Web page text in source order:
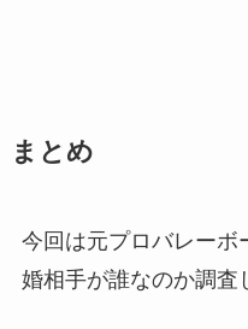
まとめ
今回は元プロバレーボ
婚相手が誰なのか調査